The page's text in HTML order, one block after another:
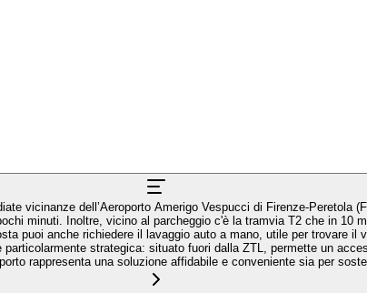
vicinanze dell’Aeroporto Amerigo Vespucci di Firenze-
minuti. Inoltre, vicino al parcheggio c'è la tramvia T2 che in 10
puoi anche richiedere il lavaggio auto a mano, utile per trovare
strategica: situato fuori dalla ZTL, permette un
rappresenta una soluzione affidabile e conveniente sia per